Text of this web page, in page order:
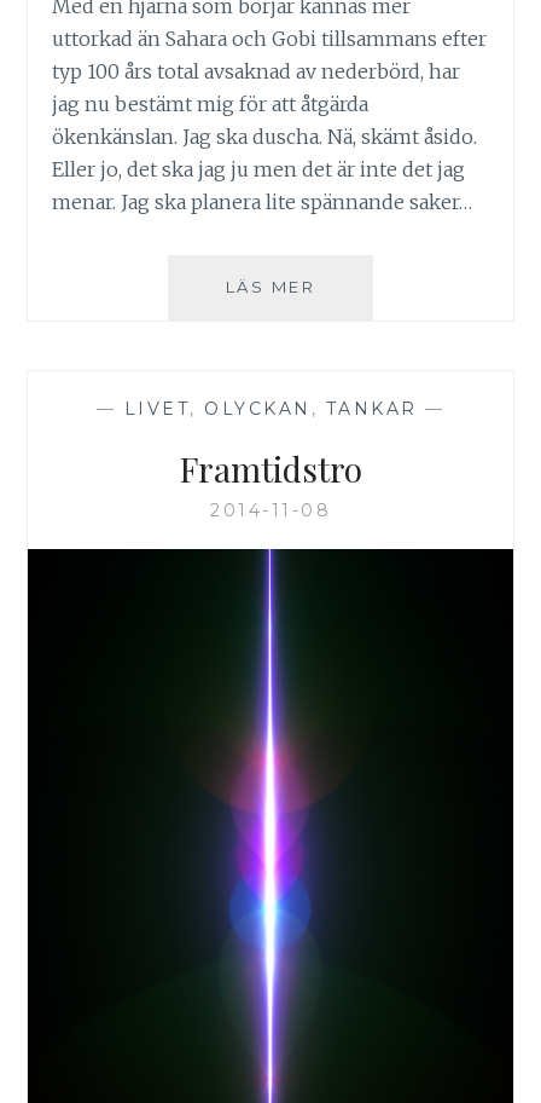
Med en hjärna som börjar kännas mer
uttorkad än Sahara och Gobi tillsammans efter
typ 100 års total avsaknad av nederbörd, har
jag nu bestämt mig för att åtgärda
ökenkänslan. Jag ska duscha. Nä, skämt åsido.
Eller jo, det ska jag ju men det är inte det jag
menar. Jag ska planera lite spännande saker…
LÄS MER
— LIVET, OLYCKAN , TANKAR —
Framtidstro
2014-11-08